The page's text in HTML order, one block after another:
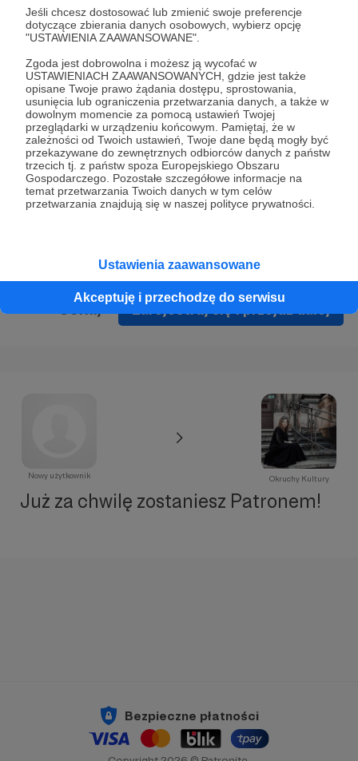
Jeśli chcesz dostosować lub zmienić swoje preferencje
dotyczące zbierania danych osobowych, wybierz opcję
"USTAWIENIA ZAAWANSOWANE".
Zgoda jest dobrowolna i możesz ją wycofać w
USTAWIENIACH ZAAWANSOWANYCH, gdzie jest także
opisane Twoje prawo żądania dostępu, sprostowania,
usunięcia lub ograniczenia przetwarzania danych, a także w
dowolnym momencie za pomocą ustawień Twojej
przeglądarki w urządzeniu końcowym. Pamiętaj, że w
zależności od Twoich ustawień, Twoje dane będą mogły być
przekazywane do zewnętrznych odbiorców danych z państw
trzecich tj. z państw spoza Europejskiego Obszaru
Gospodarczego. Pozostałe szczegółowe informacje na
temat przetwarzania Twoich danych w tym celów
przetwarzania znajdują się w naszej polityce prywatności.
Ustawienia zaawansowane
Akceptuję i przechodzę do serwisu
* Zapoznałem się i akceptujęRegulaminserwisu oraz
* Wyrażam zgodę na przetwarzanie moich danych
osobowych podanych w formularzu rejestracyjnym w celu
prawidłowego świadczenia usług serwisu Patronite.
Wyrażam zgodę na otrzymywanie drogą elektroniczną
informacji handlowych - newslettera. Opcja ta może zostać
zmieniona w ustawieniach konta.
Zarejestruj się i przejdź dalej
Nowy użytkownik Okruchy Kultury
Już za chwilę zostaniesz Patronem!
Bezpieczne płatności